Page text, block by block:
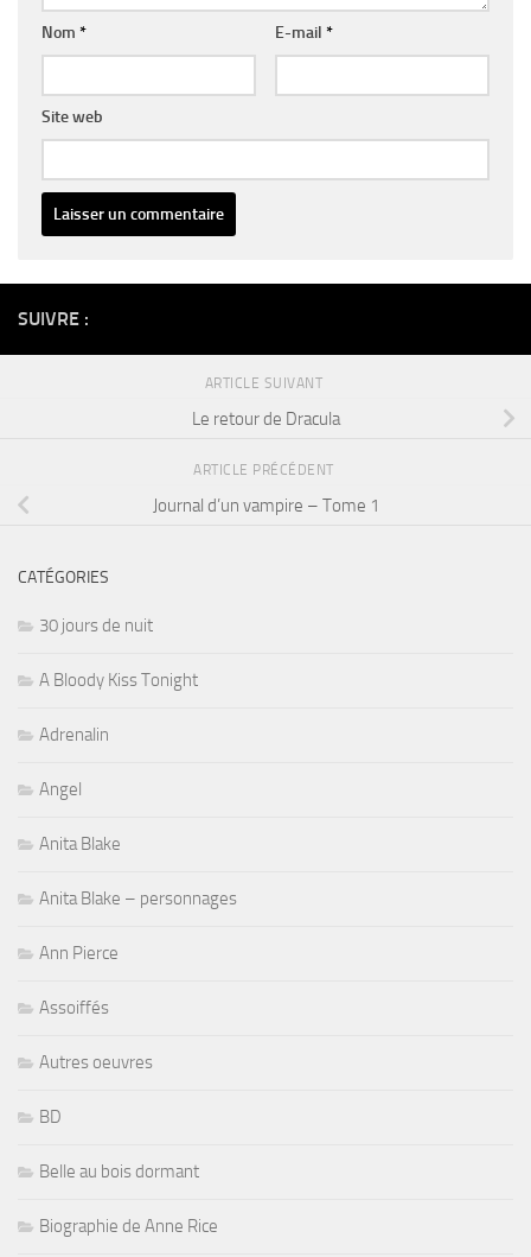
Nom * E-mail *
Site web
SUIVRE :
ARTICLE SUIVANT
Le retour de Dracula
ARTICLE PRÉCÉDENT
Journal d’un vampire – Tome 1
CATÉGORIES
30 jours de nuit
A Bloody Kiss Tonight
Adrenalin
Angel
Anita Blake
Anita Blake – personnages
Ann Pierce
Assoiffés
Autres oeuvres
BD
Belle au bois dormant
Biographie de Anne Rice